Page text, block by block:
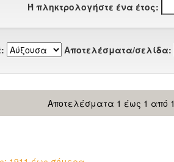
Ή πληκτρολογήστε ένα έτος:
Αποτελέσματα/σελίδα:
Αποτελέσματα 1 έως 1 από 1